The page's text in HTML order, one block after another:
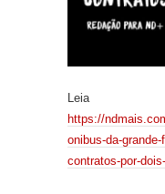
Leia
https://
onibus-da-
contratos-por-